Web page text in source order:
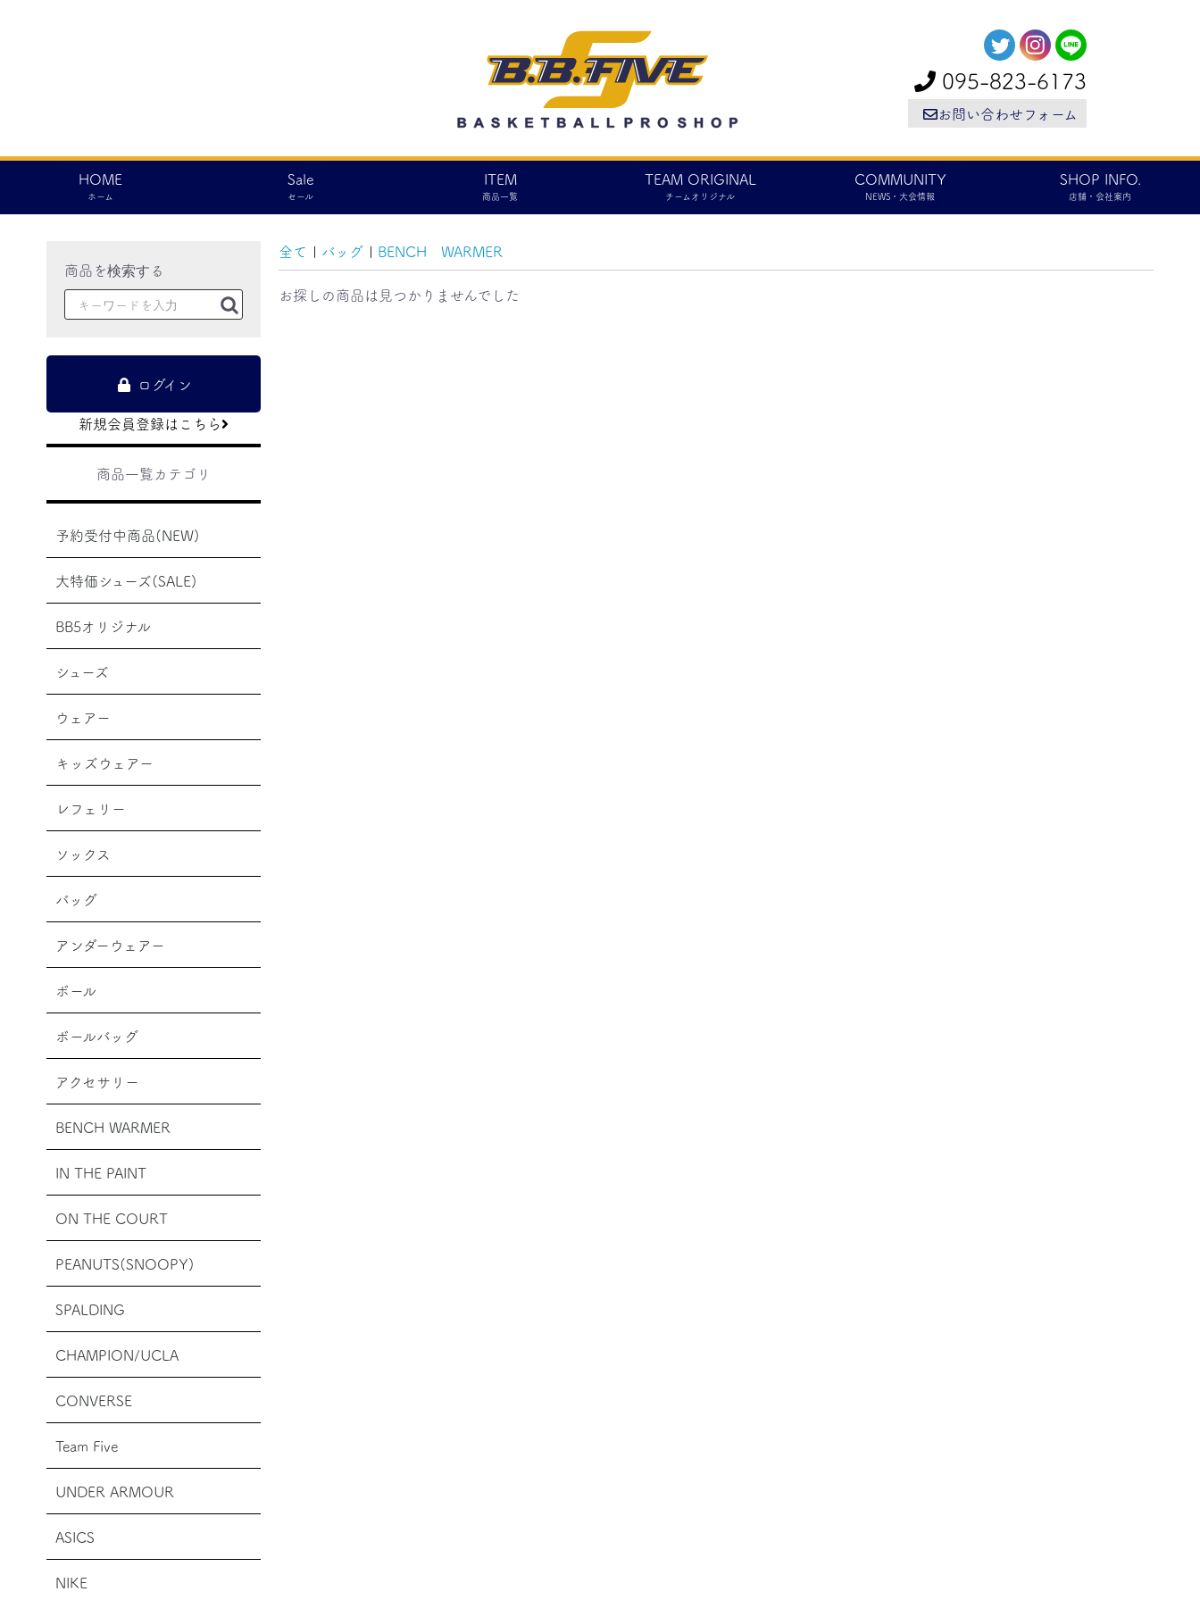
095-823-6173
お問い合わせフォーム
HOME
ホーム
Sale
セール
ITEM
商品一覧
TEAM ORIGINAL
チームオリジナル
COMMUNITY
NEWS・大会情報
SHOP INFO.
店舗・会社案内
ログイン
新規会員登録はこちら
商品一覧カテゴリ
予約受付中商品(NEW)
大特価シューズ(SALE)
BB5オリジナル
シューズ
ウェアー
キッズウェアー
レフェリー
ソックス
バッグ
アンダーウェアー
ボール
ボールバッグ
アクセサリー
BENCH WARMER
IN THE PAINT
ON THE COURT
PEANUTS(SNOOPY)
SPALDING
CHAMPION/UCLA
CONVERSE
Team Five
UNDER ARMOUR
ASICS
NIKE
全て | バッグ | BENCH WARMER
お探しの商品は見つかりませんでした